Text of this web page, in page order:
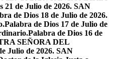
21 de Julio de 2026. SAN
de Dios 18 de Julio de 2026.
Palabra de Dios 17 de Julio de
Palabra de Dios 16 de
SEÑORA DEL
Julio de 2026. SAN